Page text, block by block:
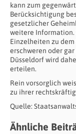
kann zum
Berücksichtigung
gesetzlicher
weitere
Einzelheiten zu dem
erschweren oder
Düsseldorf wird
erteilen.
Rein vorsorglich
zu ihrer
Quelle:
Ähnliche